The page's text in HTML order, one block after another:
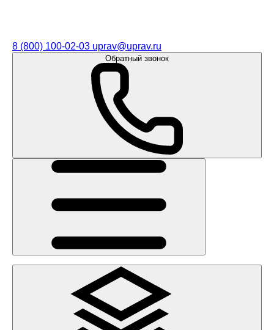
8 (800) 100-02-03 uprav@uprav.ru
Обратный звонок